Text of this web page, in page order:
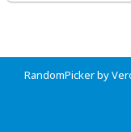
RandomPicker by